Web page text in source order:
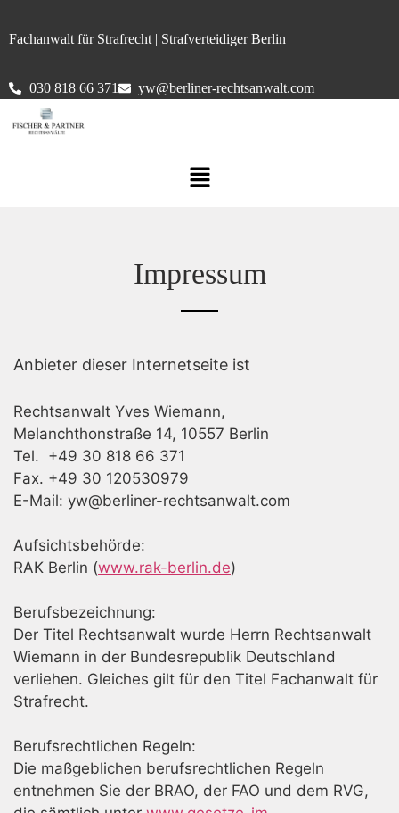
Fachanwalt für Strafrecht | Strafverteidiger Berlin
030 818 66 371 yw@berliner-rechtsanwalt.com
Impressum
Anbieter dieser Internetseite ist
Rechtsanwalt Yves Wiemann,
Melanchthonstraße 14, 10557 Berlin
Tel. +49 30 818 66 371
Fax. +49 30 120530979
E-Mail: yw@berliner-rechtsanwalt.com
Aufsichtsbehörde:
RAK Berlin (www.rak-berlin.de)
Berufsbezeichnung:
Der Titel Rechtsanwalt wurde Herrn Rechtsanwalt
Wiemann in der Bundesrepublik Deutschland
verliehen. Gleiches gilt für den Titel Fachanwalt für
Strafrecht.
Berufsrechtlichen Regeln:
Die maßgeblichen berufsrechtlichen Regeln
entnehmen Sie der BRAO, der FAO und dem RVG,